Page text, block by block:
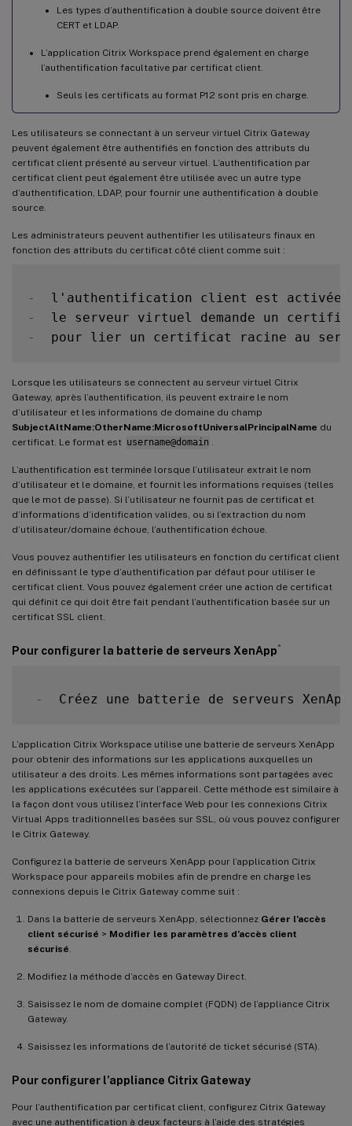
Les types d’authentification à double source doivent être
CERT et LDAP.
L’application Citrix Workspace prend également en charge
l’authentification facultative par certificat client.
Seuls les certificats au format P12 sont pris en charge.
Les utilisateurs se connectant à un serveur virtuel Citrix Gateway
peuvent également être authentifiés en fonction des attributs du
certificat client présenté au serveur virtuel. L’authentification par
certificat client peut également être utilisée avec un autre type
d’authentification, LDAP, pour fournir une authentification à double
source.
Les administrateurs peuvent authentifier les utilisateurs finaux en
fonction des attributs du certificat côté client comme suit :
-
l'authentification client est activée
-
le serveur virtuel demande un
-
pour lier un certificat racine au
Lorsque les utilisateurs se connectent au serveur virtuel Citrix
Gateway, après l’authentification, ils peuvent extraire le nom
d’utilisateur et les informations de domaine du champ
SubjectAltName:OtherName:MicrosoftUniversalPrincipalName du
certificat. Le format est username@domain .
L’authentification est terminée lorsque l’utilisateur extrait le nom
d’utilisateur et le domaine, et fournit les informations requises (telles
que le mot de passe). Si l’utilisateur ne fournit pas de certificat et
d’informations d’identification valides, ou si l’extraction du nom
d’utilisateur/domaine échoue, l’authentification échoue.
Vous pouvez authentifier les utilisateurs en fonction du certificat client
en définissant le type d’authentification par défaut pour utiliser le
certificat client. Vous pouvez également créer une action de certificat
qui définit ce qui doit être fait pendant l’authentification basée sur un
certificat SSL client.
Pour configurer la batterie de serveurs XenApp ®
-
Créez une batterie de serveurs
L’application Citrix Workspace utilise une batterie de serveurs XenApp
pour obtenir des informations sur les applications auxquelles un
utilisateur a des droits. Les mêmes informations sont partagées avec
les applications exécutées sur l’appareil. Cette méthode est similaire à
la façon dont vous utilisez l’interface Web pour les connexions Citrix
Virtual Apps traditionnelles basées sur SSL, où vous pouvez configurer
le Citrix Gateway.
Configurez la batterie de serveurs XenApp pour l’application Citrix
Workspace pour appareils mobiles afin de prendre en charge les
connexions depuis le Citrix Gateway comme suit :
Dans la batterie de serveurs XenApp, sélectionnez Gérer l’accès
client sécurisé > Modifier les paramètres d’accès client
sécurisé.
Modifiez la méthode d’accès en Gateway Direct.
Saisissez le nom de domaine complet (FQDN) de l’appliance Citrix
Gateway.
Saisissez les informations de l’autorité de ticket sécurisé (STA).
Pour configurer l’appliance Citrix Gateway
Pour l’authentification par certificat client, configurez Citrix Gateway
avec une authentification à deux facteurs à l’aide des stratégies